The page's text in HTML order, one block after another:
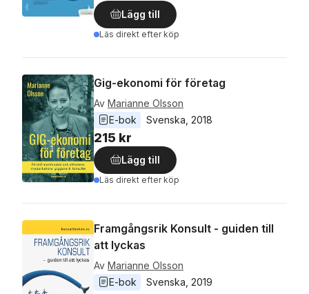
Lägg till
Läs direkt efter köp
Gig-ekonomi för företag
Av Marianne Olsson
E-bok
Svenska 2018
215 kr
Lägg till
Läs direkt efter köp
Framgångsrik Konsult - guiden till
att lyckas
Av Marianne Olsson
E-bok
Svenska 2019